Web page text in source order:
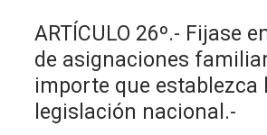
ARTÍCULO 26º.- Fijase
de asignaciones
importe que establezca
legislación nacional.-